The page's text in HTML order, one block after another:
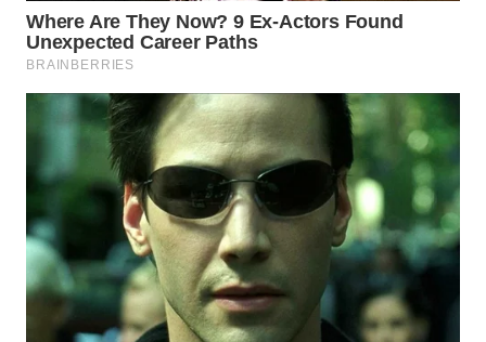
UTARA
WN
SAMOSIR
PADANG
SUMEDANG
WN